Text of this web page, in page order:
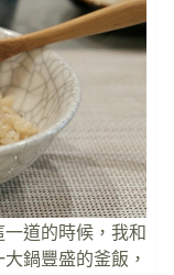
道的時候，我和
鍋豐盛的釜飯，